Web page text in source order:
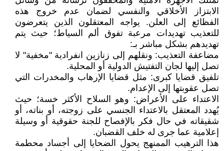
الابتزاز الأخلاقي والنفسي لضمان عدم خروج هذه
الفظائع إلى العلن. يواجه المعتقلون الذين يتعرضون
للتعذيب تهديدات مرعبة تفوق ألم السياط؛ حيث يتم
تهديدهم بشكل مباشر بـ:
مضاعفة التعذيب: ونقلهم إلى زنازين انفرادية "مخفية" لا
تصل إليها لجان التفتيش الدولية أو المحلية.
تلفيق قضايا كبرى: مثل قضايا الإرهاب والمخدرات التي
تصل عقوبتها إلى الإعدام.
الاعتداء على الأعراض: وهو السلاح الأكثر خسة؛ حيث
يُهدد المعتقل بالاعتداء الجنسي على زوجته، أو بناته، أو
شقيقاته في حال فكر بالإفصاح للجنة حقوقية أو وسيلة
إعلامية عما جرى له خلف القضبان.
هذا الترهيب الممنهج يحول الضحايا إلى أجساد محطمة